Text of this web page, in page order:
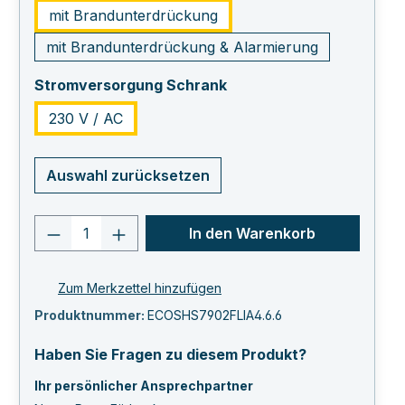
mit Brandunterdrückung
mit Brandunterdrückung & Alarmierung
Stromversorgung Schrankauswählen
230 V / AC
Auswahl zurücksetzen
Produkt Anzahl: Gib den
In den Warenkorb
Zum Merkzettel hinzufügen
Produktnummer: ECOSHS7902FLIA4.6.6
Haben Sie Fragen zu diesem Produkt?
Ihr persönlicher Ansprechpartner